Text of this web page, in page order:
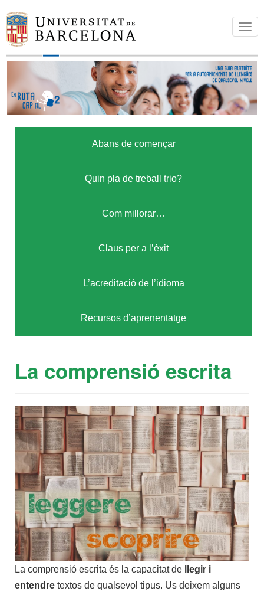
T
g
g
e
n
Abans de començar
Quin pla de treball trio?
Com millorar…
Claus per a l’èxit
L’acreditació de l’idioma
Recursos d’aprenentatge
La comprensió escrita
La comprensió escrita és la capacitat de llegir i
entendre textos de qualsevol tipus. Us deixem alguns